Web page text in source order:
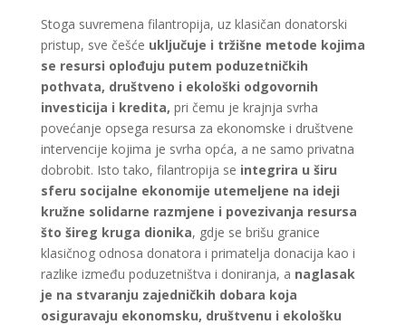
Stoga suvremena filantropija, uz klasičan donatorski
pristup, sve češće uključuje i tržišne metode kojima
se resursi oplođuju putem poduzetničkih
pothvata, društveno i ekološki odgovornih
investicija i kredita, pri čemu je krajnja svrha
povećanje opsega resursa za ekonomske i društvene
intervencije kojima je svrha opća, a ne samo privatna
dobrobit. Isto tako, filantropija se integrira u širu
sferu socijalne ekonomije utemeljene na ideji
kružne solidarne razmjene i povezivanja resursa
što šireg kruga dionika, gdje se brišu granice
klasičnog odnosa donatora i primatelja donacija kao i
razlike između poduzetništva i doniranja, a naglasak
je na stvaranju zajedničkih dobara koja
osiguravaju ekonomsku, društvenu i ekološku